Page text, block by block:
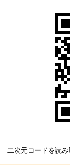
二次元コードを読み